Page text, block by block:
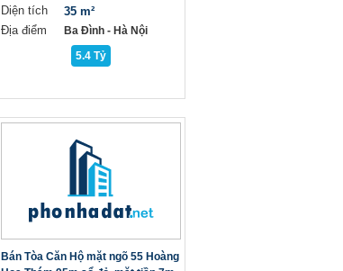
Diện tích
Địa điểm
35 m²
Ba Đình - Hà Nội
5.4 Tỷ
Bán Tòa Căn Hộ mặt ngõ 55 Hoàng